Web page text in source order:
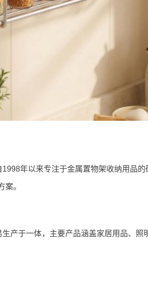
1998年以来专注于金属置物架收纳用品
案。
生产于一体，主要产品涵盖家居用品、照